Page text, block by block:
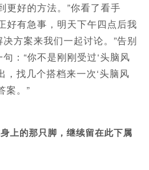
更好的方法。”你看了看手
好有急事，明天下午四点后我
方案来我们一起讨论。”告别
：“你不是刚刚受过‘头脑风
，找几个搭档来一次‘头脑风
案。”
上的那只脚，继续留在此下属